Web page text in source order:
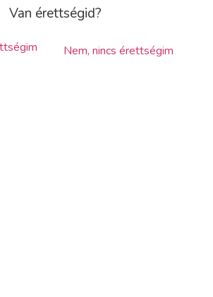
Van érettségid?
Nem, nincs érettségim
.
után
feltüntetett